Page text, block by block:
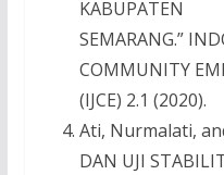
KABUPATEN
SEMARANG.”
COMMUNITY
(IJCE) 2.1 (2020).
Ati, Nurmalati,
DAN UJI